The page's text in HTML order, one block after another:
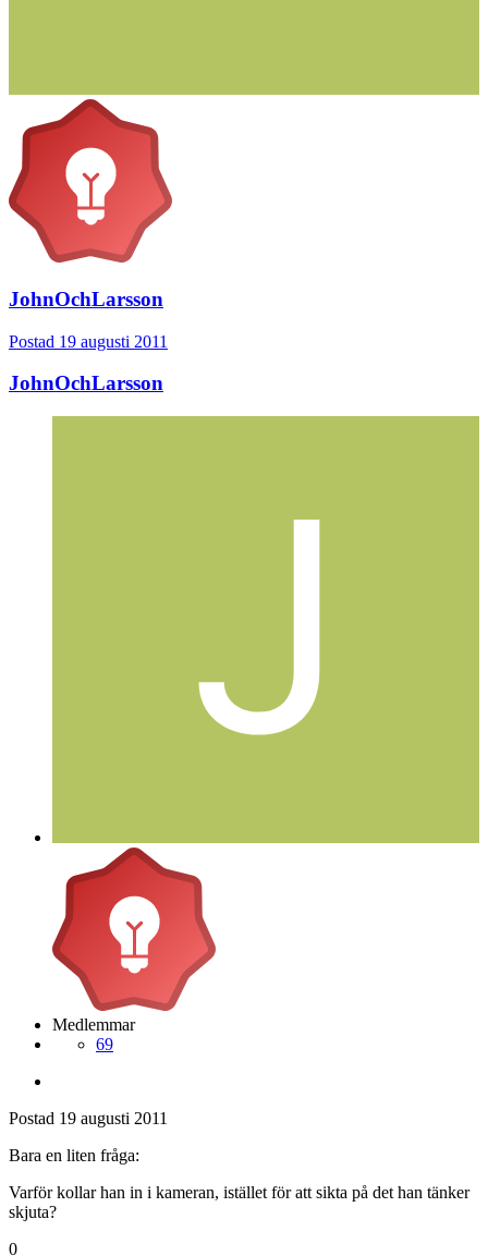
JohnOchLarsson
Postad 19 augusti 2011
JohnOchLarsson
Medlemmar
69
Postad 19 augusti 2011
Bara en liten fråga:
Varför kollar han in i kameran, istället för att sikta på det han tänker
skjuta?
0